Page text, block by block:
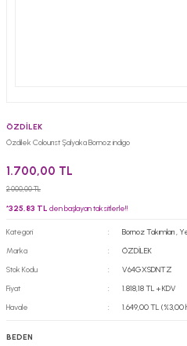
ÖZDİLEK
Özdilek Colourıst Şalyaka Bornoz indigo
1.700,00 TL
2.000,00 TL
*325,83 TL den başlayan taksitlerle!!
Kategori Bornoz Takımları,
Marka
ÖZDİLEK
Stok Kodu
V64GXSDNTZ
Fiyat
1.818,18 TL + KDV
Havale
1.649,00 TL (%3,00
BEDEN